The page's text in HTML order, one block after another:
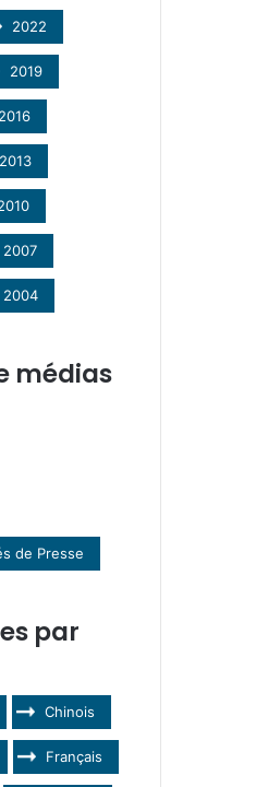
2022
2019
2016
2013
2007
2004
médias
de Presse
par
Chinois
Français